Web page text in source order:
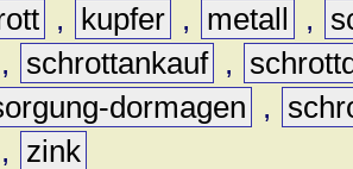
, kupfer , metall ,
, schrottankauf ,
dormagen
,
, zink